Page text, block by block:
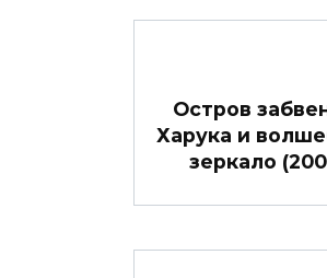
Остров
Харука и
зеркало